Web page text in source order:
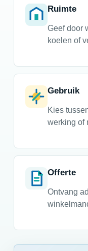
Ruimte
Geef door
koelen of
Gebruik
Kies
werking of
Offerte
Ontvang